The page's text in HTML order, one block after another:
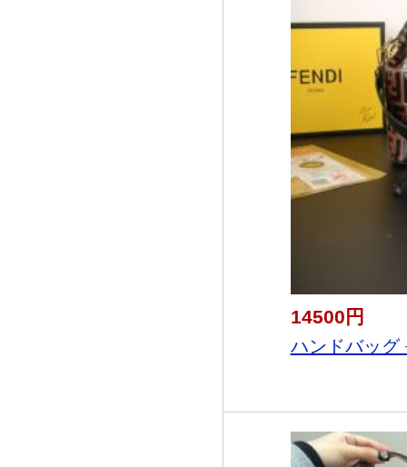
14500円
ハンドバッグ